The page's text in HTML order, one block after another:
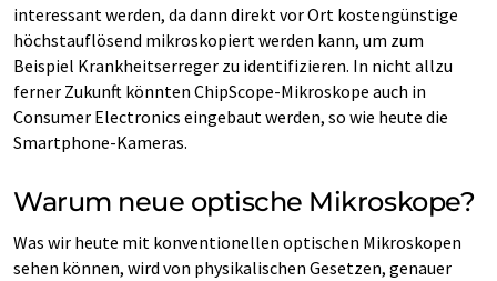
interessant werden, da dann direkt vor Ort kostengünstige
höchstauflösend mikroskopiert werden kann, um zum
Beispiel Krankheitserreger zu identifizieren. In nicht allzu
ferner Zukunft könnten ChipScope-Mikroskope auch in
Consumer Electronics eingebaut werden, so wie heute die
Smartphone-Kameras.
Warum neue optische Mikroskope?
Was wir heute mit konventionellen optischen Mikroskopen
sehen können, wird von physikalischen Gesetzen, genauer